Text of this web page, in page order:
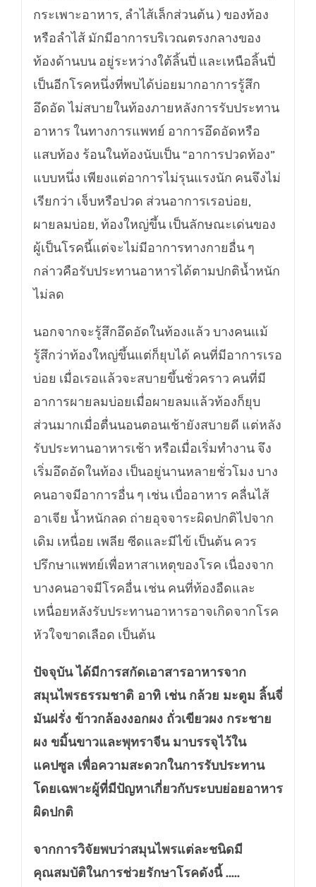
กระเพาะอาหาร, ลำไส้เล็กส่วนต้น ) ของท้อง
หรือลำไส้ มักมีอาการบริเวณตรงกลางของ
ท้องด้านบน อยู่ระหว่างใต้ลิ้นปี่ และเหนือลิ้นปี่
เป็นอีกโรคหนึ่งที่พบได้บ่อยมากอาการรู้สึก
อึดอัด ไม่สบายในท้องภายหลังการรับประทาน
อาหาร ในทางการแพทย์ อาการอึดอัดหรือ
แสบท้อง ร้อนในท้องนับเป็น “อาการปวดท้อง”
แบบหนึ่ง เพียงแต่อาการไม่รุนแรงนัก คนจึงไม่
เรียกว่า เจ็บหรือปวด ส่วนอาการเรอบ่อย,
ผายลมบ่อย, ท้องใหญ่ขึ้น เป็นลักษณะเด่นของ
ผู้เป็นโรคนี้แต่จะไม่มีอาการทางกายอื่น ๆ
กล่าวคือรับประทานอาหารได้ตามปกติน้ำหนัก
ไม่ลด
นอกจากจะรู้สึกอึดอัดในท้องแล้ว บางคนแม้
รู้สึกว่าท้องใหญ่ขึ้นแต่ก็ยุบได้ คนที่มีอาการเรอ
บ่อย เมื่อเรอแล้วจะสบายขึ้นชั่วคราว คนที่มี
อาการผายลมบ่อยเมื่อผายลมแล้วท้องก็ยุบ
ส่วนมากเมื่อตื่นนอนตอนเช้ายังสบายดี แต่หลัง
รับประทานอาหารเช้า หรือเมื่อเริ่มทำงาน จึง
เริ่มอึดอัดในท้อง เป็นอยู่นานหลายชั่วโมง บาง
คนอาจมีอาการอื่น ๆ เช่น เบื่ออาหาร คลื่นไส้
อาเจีย น้ำหนักลด ถ่ายอุจจาระผิดปกติไปจาก
เดิม เหนื่อย เพลีย ซีดและมีไข้ เป็นต้น ควร
ปรึกษาแพทย์เพื่อหาสาเหตุของโรค เนื่องจาก
บางคนอาจมีโรคอื่น เช่น คนที่ท้องอืดและ
เหนื่อยหลังรับประทานอาหารอาจเกิดจากโรค
หัวใจขาดเลือด เป็นต้น
ปัจจุบัน ได้มีการสกัดเอาสารอาหารจาก
สมุนไพรธรรมชาติ อาทิ เช่น กล้วย มะตูม ลิ้นจี่
มันฝรั่ง ข้าวกล้องงอกผง ถั่วเขียวผง กระชาย
ผง ขมิ้นขาวและพุทราจีน มาบรรจุไว้ใน
แคปซูล เพื่อความสะดวกในการรับประทาน
โดยเฉพาะผู้ที่มีปัญหาเกี่ยวกับระบบย่อยอาหาร
ผิดปกติ
จากการวิจัยพบว่าสมุนไพรแต่ละชนิดมี
คุณสมบัติในการช่วยรักษาโรคดังนี้ …..